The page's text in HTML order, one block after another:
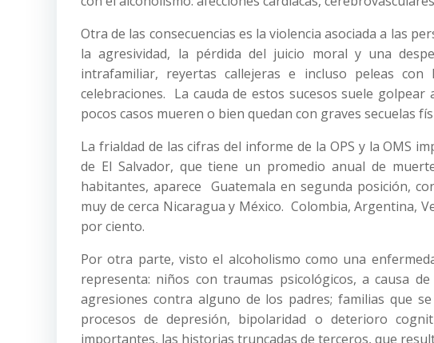
Otra de las consecuencias es la violencia asociada a las
la agresividad, la pérdida del juicio moral y una
intrafamiliar, reyertas callejeras e incluso peleas
celebraciones. La cauda de estos sucesos suele
pocos casos mueren o bien quedan con graves secuelas
La frialdad de las cifras del informe de la OPS y la OMS
de El Salvador, que tiene un promedio anual de
habitantes, aparece Guatemala en segunda posición,
muy de cerca Nicaragua y México. Colombia, Argentina,
por ciento.
Por otra parte, visto el alcoholismo como una
representa: niños con traumas psicológicos, a causa
agresiones contra alguno de los padres; familias que
procesos de depresión, bipolaridad o deterioro
importantes, las historias truncadas de terceros, que